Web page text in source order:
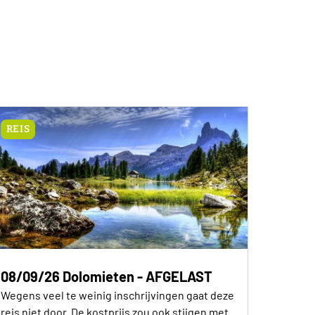
REIS
08/09/26 Dolomieten - AFGELAST
Wegens veel te weinig inschrijvingen gaat deze
reis niet door. De kostprijs zou ook stijgen met